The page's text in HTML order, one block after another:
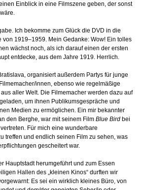
Einblick in eine Filmszene geben, der sonst
Ich bekomme zum Glück die DVD in die
von 1919–1959. Mein Gedanke: Wow! Ein tolles
wächst noch, als ich darauf einen der ersten
entdecke, aus dem Jahre 1919. Herrlich.
organisiert außerdem Partys für junge
innen, ebenso wie regelmäßige
aller Welt. Die Filmemacher werden dazu auf
um ihnen Publikumsgespräche und
Medien zu ermöglichen. Ein mir bekannter
den Berghe, war mit seinem Film Blue Bird bei
Für mich eine wunderbare
treffen und endlich seinen Film zu sehen, was
gescheitert war.
Hauptstadt herumgeführt und zum Essen
Hallen des „kleinen Kinos“ durften wir
Es sei ein wirklich kleines Büro, von